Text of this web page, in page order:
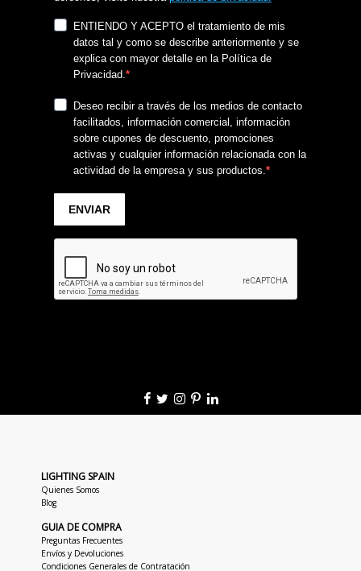
LIGHTING SPAIN
Quienes Somos
Blog
GUIA DE COMPRA
Preguntas Frecuentes
Envíos y Devoluciones
Condiciones Generales de Contratación